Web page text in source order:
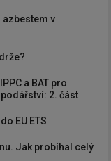
v
a BAT pro
2. část
EU ETS
Jak probíhal celý